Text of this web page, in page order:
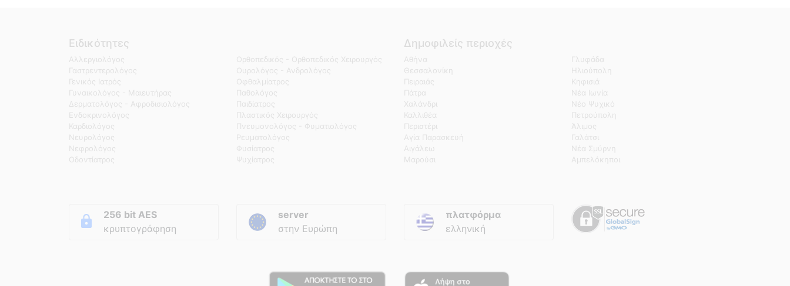
Ειδικότητες
Αλλεργιολόγος
Γαστρεντερολόγος
Γενικός Ιατρός
Γυναικολόγος - Μαιευτήρας
Δερματολόγος - Αφροδισιολόγος
Ενδοκρινολόγος
Καρδιολόγος
Νευρολόγος
Νεφρολόγος
Οδοντίατρος
Ορθοπεδικός - Ορθοπεδικός Χειρουργός
Ουρολόγος - Ανδρολόγος
Οφθαλμίατρος
Παθολόγος
Παιδίατρος
Πλαστικός Χειρουργός
Πνευμονολόγος - Φυματιολόγος
Ρευματολόγος
Φυσίατρος
Ψυχίατρος
Δημοφιλείς περιοχές
Αθήνα
Θεσσαλονίκη
Πειραιάς
Πάτρα
Χαλάνδρι
Καλλιθέα
Περιστέρι
Αγία Παρασκευή
Αιγάλεω
Μαρούσι
Γλυφάδα
Ηλιούπολη
Κηφισιά
Νέα Ιωνία
Νέο Ψυχικό
Πετρούπολη
Άλιμος
Γαλάτσι
Νέα Σμύρνη
Αμπελόκηποι
256 bit AES
κρυπτογράφηση
server
στην Ευρώπη
πλατφόρμα
ελληνική